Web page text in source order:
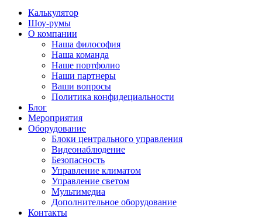
Калькулятор
Шоу-румы
О компании
Наша философия
Наша команда
Наше портфолио
Наши партнеры
Ваши вопросы
Политика конфидециальности
Блог
Мероприятия
Оборудование
Блоки центрального управления
Видеонаблюдение
Безопасность
Управление климатом
Управление светом
Мультимедиа
Дополнительное оборудование
Контакты